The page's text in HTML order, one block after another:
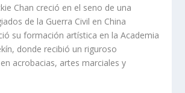
Chan creció en el seno de una
de la Guerra Civil en China
su formación artística en la Academia
donde recibió un riguroso
acrobacias, artes marciales y